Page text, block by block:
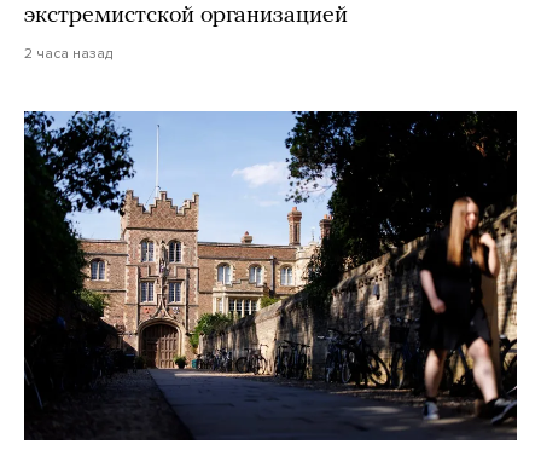
экстремистской организацией
2 часа назад